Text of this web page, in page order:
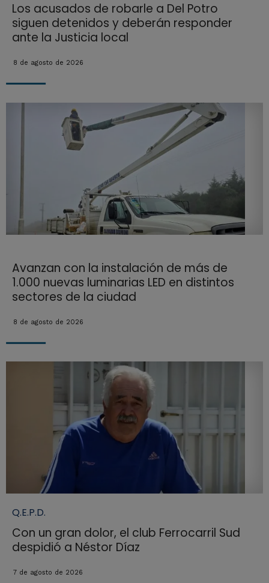
Los acusados de robarle a Del Potro
siguen detenidos y deberán responder
ante la Justicia local
8 de agosto de 2026
Avanzan con la instalación de más de
1.000 nuevas luminarias LED en distintos
sectores de la ciudad
8 de agosto de 2026
Q.E.P.D.
Con un gran dolor, el club Ferrocarril Sud
despidió a Néstor Díaz
7 de agosto de 2026